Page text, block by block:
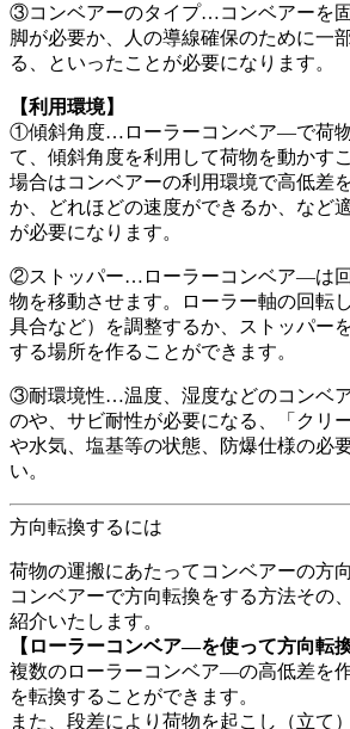
③コンベアーのタイプ…コンベアーを固
脚が必要か、人の導線確保のために一
る、といったことが必要になります。
【利用環境】
①傾斜角度…ローラーコンベア―で荷
て、傾斜角度を利用して荷物を動かす
場合はコンベアーの利用環境で高低差
か、どれほどの速度ができるか、など
が必要になります。
②ストッパー…ローラーコンベア―は
物を移動させます。ローラー軸の回転
具合など）を調整するか、ストッパー
する場所を作ることができます。
③耐環境性…温度、湿度などのコンベ
のや、サビ耐性が必要になる、「クリ
や水気、塩基等の状態、防爆仕様の必
い。
方向転換するには
荷物の運搬にあたってコンベアーの方
コンベアーで方向転換をする方法その
紹介いたします。
【ローラーコンベア―を使って方向転
複数のローラーコンベア―の高低差を
を転換することができます。
また、段差により荷物を起こし（立て